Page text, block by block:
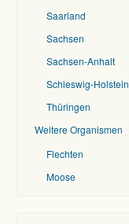
Saarland
Sachsen
Sachsen-Anhalt
Schleswig-Holstein
Thüringen
Weitere Organismen
Flechten
Moose